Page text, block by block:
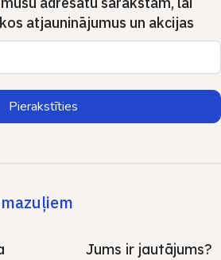
atjauninājumus un akcijas
Pierakstīties
Jums ir jautājums?